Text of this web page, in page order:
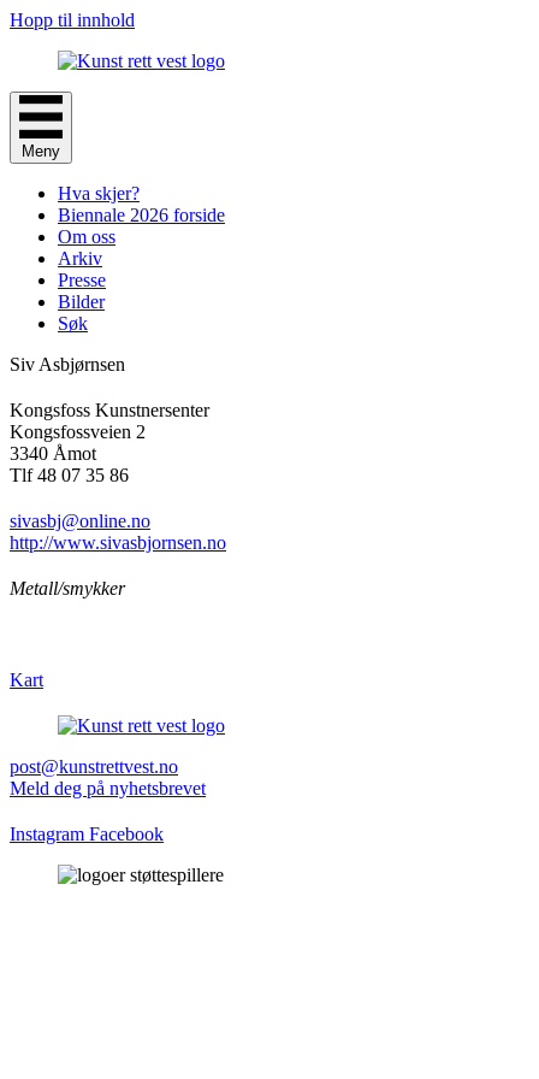
Hopp til innhold
Meny
Hva skjer?
Biennale 2026 forside
Om oss
Arkiv
Presse
Bilder
Søk
Siv Asbjørnsen
Kongsfoss Kunstnersenter
Kongsfossveien 2
3340 Åmot
Tlf 48 07 35 86
sivasbj@online.no
http://www.sivasbjornsen.no
Metall/smykker
Kart
post@kunstrettvest.no
Meld deg på nyhetsbrevet
Instagram Facebook